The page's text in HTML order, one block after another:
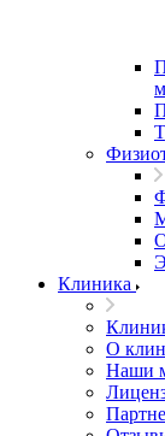
Клиника
О
Наши